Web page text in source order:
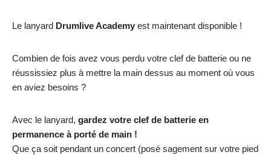
Le lanyard Drumlive Academy est maintenant disponible !
Combien de fois avez vous perdu votre clef de batterie ou ne
réussissiez plus à mettre la main dessus au moment où vous
en aviez besoins ?
Avec le lanyard, gardez votre clef de batterie en
permanence à porté de main !
Que ça soit pendant un concert (posé sagement sur votre pied